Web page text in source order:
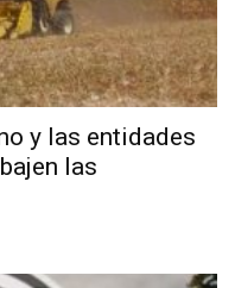
y las entidades
las